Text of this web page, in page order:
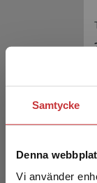
Samtycke
Denna
Vi använder